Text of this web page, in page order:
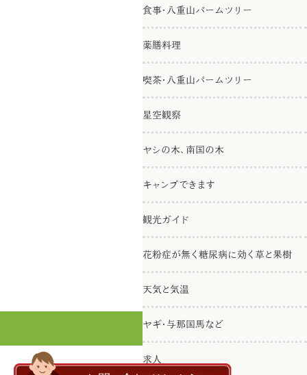
食事・八重山パームツリー
薬膳料理
喫茶・八重山パームツリー
星空観察
ヤシの木、南国の木
キャンプできます
観光ガイド
花粉症が無く糖尿病に効く草と果樹
天気と気温
ヤギ・与那国馬など
求人